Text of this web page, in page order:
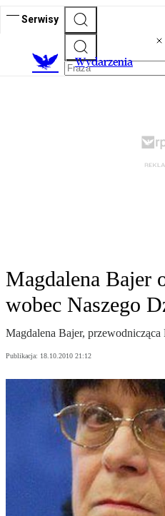
Serwisy
Wydarzenia
Magdalena Bajer
wobec Naszego
Magdalena Bajer,
Publikacja: 18.10.2010 21:12